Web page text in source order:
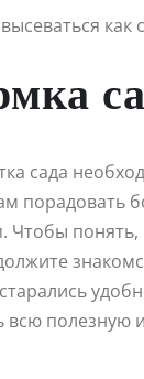
сада
порадовать
Чтобы понять,
всю